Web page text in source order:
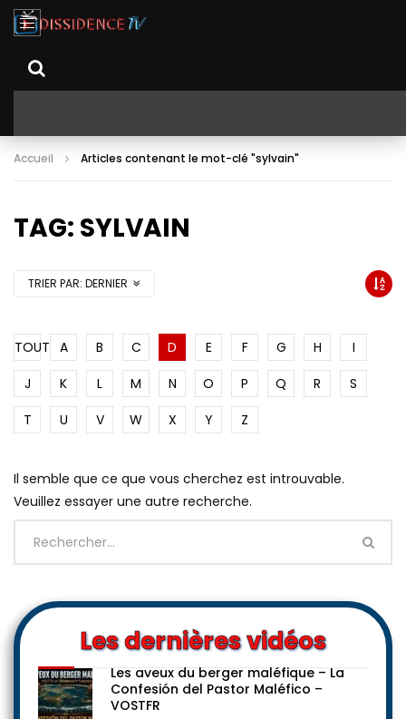
Accueil Articles contenant le mot-clé "sylvain"
TAG: SYLVAIN
TRIER PAR: DERNIER
TOUT A B C D E F G H
I
J
K L M N O P Q R
S
T
U V W X Y Z
Il semble que ce que vous cherchez est introuvable.
Veuillez essayer une autre recherche.
Les dernières vidéos
Les aveux du berger maléfique – La
Confesión del Pastor Maléfico –
VOSTFR